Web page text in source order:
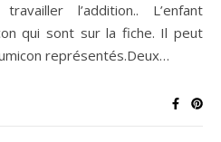
l’addition.. L’enfant
qui sont sur la fiche. Il peut
représentés.Deux…